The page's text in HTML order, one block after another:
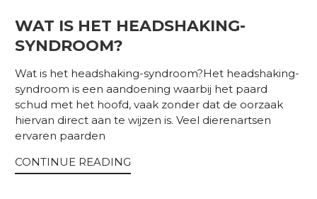
WAT IS HET HEADSHAKING-
SYNDROOM?
Wat is het headshaking-syndroom?Het headshaking-
syndroom is een aandoening waarbij het paard
schud met het hoofd, vaak zonder dat de oorzaak
hiervan direct aan te wijzen is. Veel dierenartsen
ervaren paarden
CONTINUE READING